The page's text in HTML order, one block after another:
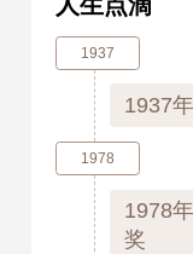
1937
1937
1978
1978
奖